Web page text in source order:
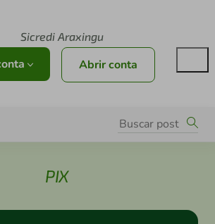
Sicredi Araxingu
Abrir conta
PIX